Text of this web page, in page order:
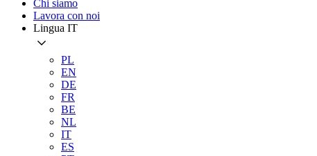
Chi siamo
Lavora con noi
Lingua IT
PL
EN
DE
FR
BE
NL
IT
ES